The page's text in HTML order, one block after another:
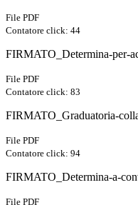
File PDF
Contatore click: 44
FIRMATO_Determina-per-
File PDF
Contatore click: 83
FIRMATO_Graduatoria-
File PDF
Contatore click: 94
FIRMATO_Determina-a-
File PDF